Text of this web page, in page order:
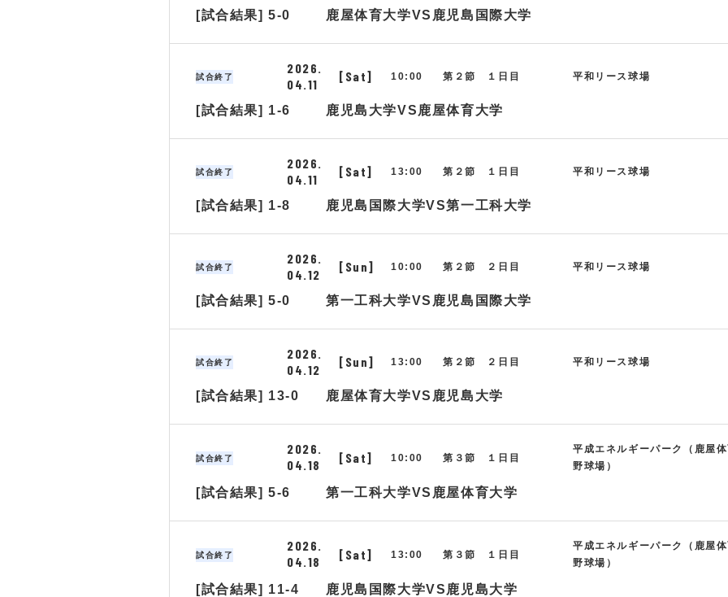
[試合結果] 5-0 鹿屋体育大学VS鹿児島国際大学
試合終了
2026.
04.11
[Sat] 10:00 第２節 １日目 平和リース球場
[試合結果] 1-6 鹿児島大学VS鹿屋体育大学
試合終了
2026.
04.11
[Sat] 13:00 第２節 １日目 平和リース球場
[試合結果] 1-8 鹿児島国際大学VS第一工科大学
試合終了
2026.
04.12
[Sun] 10:00 第２節 ２日目 平和リース球場
[試合結果] 5-0 第一工科大学VS鹿児島国際大学
試合終了
2026.
04.12
[Sun] 13:00 第２節 ２日目 平和リース球場
[試合結果] 13-0 鹿屋体育大学VS鹿児島大学
試合終了
2026.
04.18
[Sat] 10:00 第３節 １日目
平成エネルギーパーク（鹿屋
野球場）
[試合結果] 5-6 第一工科大学VS鹿屋体育大学
試合終了
2026.
04.18
[Sat] 13:00 第３節 １日目
平成エネルギーパーク（鹿屋
野球場）
[試合結果] 11-4 鹿児島国際大学VS鹿児島大学